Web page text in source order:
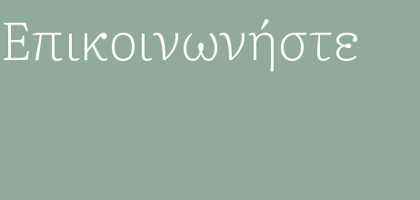
Επικοινωνήστε